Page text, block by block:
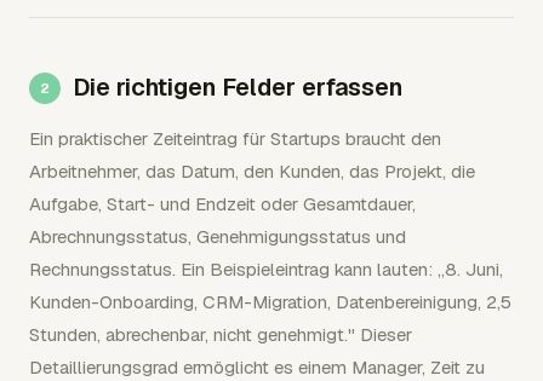
Die richtigen Felder erfassen
Ein praktischer Zeiteintrag für Startups braucht den
Arbeitnehmer, das Datum, den Kunden, das Projekt, die
Aufgabe, Start- und Endzeit oder Gesamtdauer,
Abrechnungsstatus, Genehmigungsstatus und
Rechnungsstatus. Ein Beispieleintrag kann lauten: „8. Juni,
Kunden-Onboarding, CRM-Migration, Datenbereinigung, 2,5
Stunden, abrechenbar, nicht genehmigt." Dieser
Detaillierungsgrad ermöglicht es einem Manager, Zeit zu